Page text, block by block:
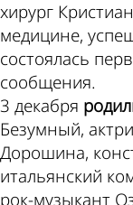
хирург
медицине,
состоялась
сообщения.
3 декабря
Безумный,
Дорошина,
итальянский
рок-музыкант